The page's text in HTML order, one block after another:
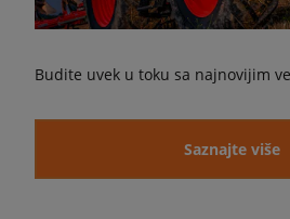
Budite uvek u toku sa najnovijim
Saznajte više